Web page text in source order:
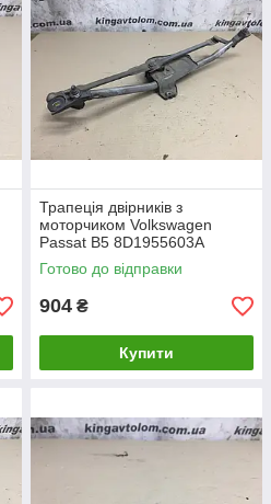
Трапеція двірників з
моторчиком Volkswagen
Passat B5 8D1955603A
Готово до відправки
904 ₴
Купити